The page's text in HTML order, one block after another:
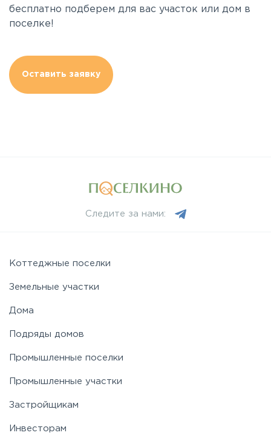
бесплатно подберем для вас участок или дом в
поселке!
Оставить заявку
Следите за нами:
Коттеджные поселки
Земельные участки
Дома
Подряды домов
Промышленные поселки
Промышленные участки
Застройщикам
Инвесторам